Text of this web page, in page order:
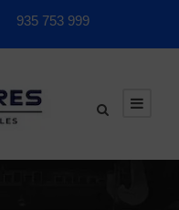
935 753 999